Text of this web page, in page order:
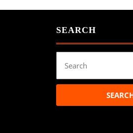
SEARCH
for: